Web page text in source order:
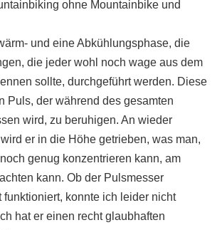
ohne Mountainbike und
und eine Abkühlungsphase, die
die jeder wohl noch wage aus dem
sollte, durchgeführt werden. Diese
Puls, der während des gesamten
wird, zu beruhigen. An wieder
er in die Höhe getrieben, was man,
genug konzentrieren kann, am
kann. Ob der Pulsmesser
funktioniert, konnte ich leider nicht
hat er einen recht glaubhaften